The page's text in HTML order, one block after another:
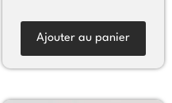
Ajouter au panier